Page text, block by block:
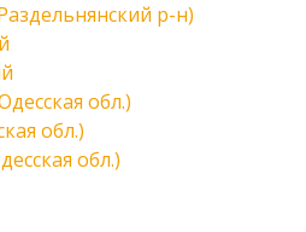
р-н)
обл.)
обл.)
обл.)